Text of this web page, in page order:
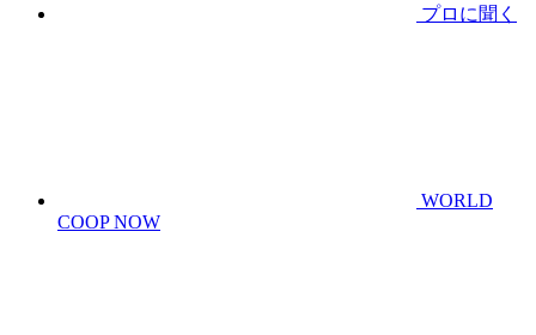
プロに聞く
WORLD
COOP NOW